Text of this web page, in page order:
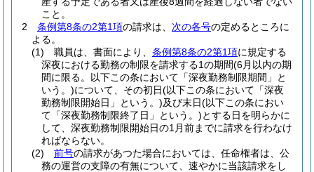
こと。
2
条例第8条の2第1項の請求は、 次の各号の定めるところに
よる。
(1)
職員は、書面により、 条例第8条の2第1項に規定する
深夜における勤務の制限を請求する1の期間(6月以内の期
間に限る。以下この条において「深夜勤務制限期間」と
いう。)について、その初日(以下この条において「深夜
勤務制限開始日」という。)及び末日(以下この条におい
て「深夜勤務制限終了日」という。)とする日を明らかに
して、深夜勤務制限開始日の1月前までに請求を行わなけ
ればならない。
(2)
前号の請求があつた場合においては、任命権者は、公
務の運営の支障の有無について、速やかに当該請求をし